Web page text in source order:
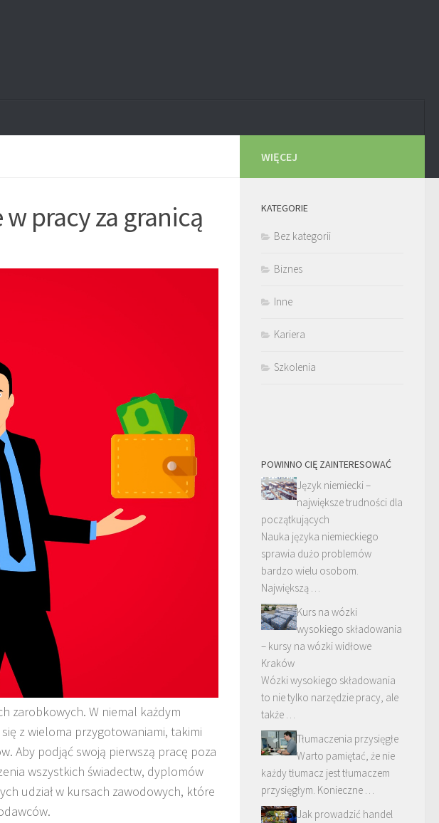
pracy za granicą
zarobkowych. W niemal każdym
z wieloma przygotowaniami, takimi
Aby podjąć swoją pierwszą pracę poza
wszystkich świadectw, dyplomów
udział w kursach zawodowych, które
WIĘCEJ
KATEGORIE
Bez kategorii
Biznes
Inne
Kariera
Szkolenia
POWINNO CIĘ ZAINTERESOWAĆ
Język niemiecki –
największe trudności dla
początkujących
Nauka języka niemieckiego
sprawia dużo problemów
bardzo wielu osobom.
Największą …
Kurs na wózki
wysokiego składowania
– kursy na wózki widłowe
Kraków
Wózki wysokiego składowania
to nie tylko narzędzie pracy, ale
także …
Tłumaczenia przysięgłe
Warto pamiętać, że nie
każdy tłumacz jest tłumaczem
przysięgłym. Konieczne …
Jak prowadzić handel